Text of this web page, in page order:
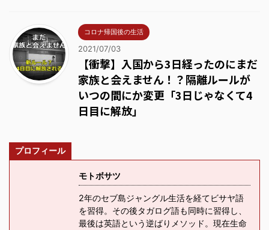
コロナ帰国後の生活
2021/07/03
【衝撃】入国から3日経ったのにまだ
家族と会えません！？隔離ルールが
いつの間にか変更「3日じゃなくて4
日目に解放」
プロフィール
モトボサツ
2年のセブ島ジャングル生活を経てビサヤ語
を習得。その後タガログ語も同時に習得し、
最後は英語という逆ばりメソッド。現在生命